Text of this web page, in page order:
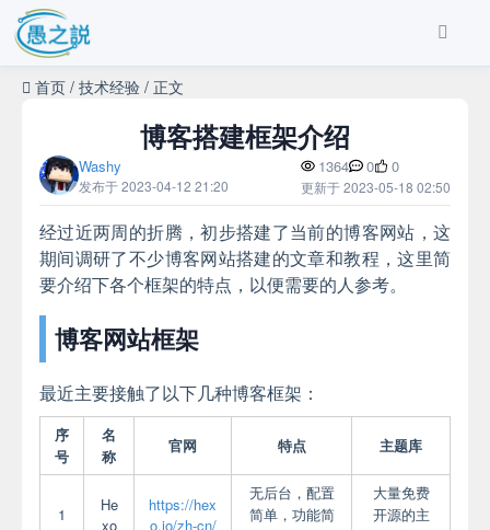
首页 / 技术经验 / 正文
博客搭建框架介绍
Washy
发布于 2023-04-12 21:20
1364 0 0
更新于 2023-05-18 02:50
经过近两周的折腾，初步搭建了当前的博客网站，这
期间调研了不少博客网站搭建的文章和教程，这里简
要介绍下各个框架的特点，以便需要的人参考。
博客网站框架
最近主要接触了以下几种博客框架：
序
号
名
称
官网 特点 主题库
1
He
xo
https://hex
o.io/zh-cn/
无后台，配置
简单，功能简
大量免费
开源的主